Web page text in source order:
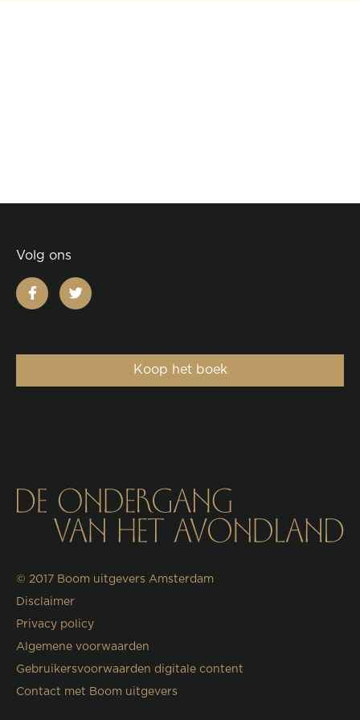
Volg ons
facebooktwitter
Koop het boek
© 2017 Boom uitgevers Amsterdam
Disclaimer
Privacy policy
Algemene voorwaarden
Gebruikersvoorwaarden digitale content
Contact met Boom uitgevers